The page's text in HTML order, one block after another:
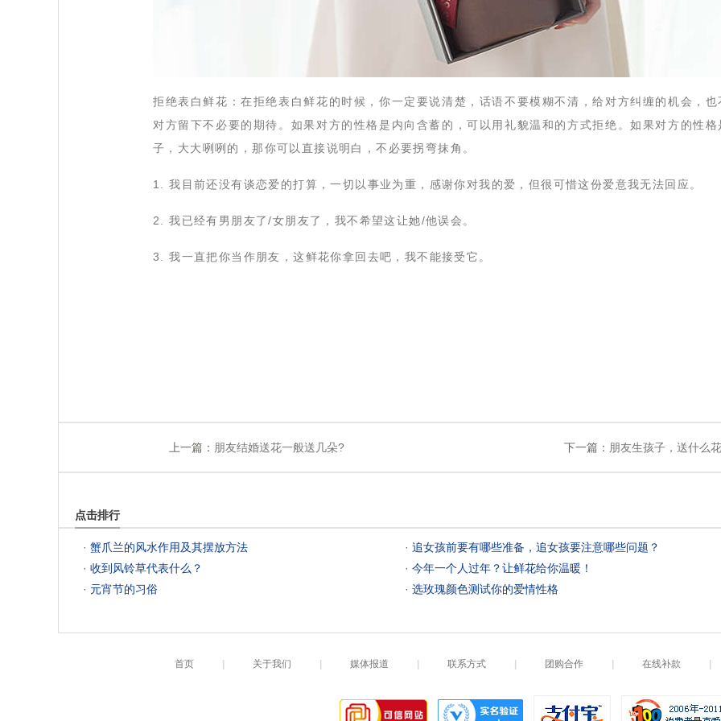
拒绝表白鲜花：在拒绝表白鲜花的时候，你一定要说清楚，话语不要模糊不清，给对方纠缠的机会，也
对方留下不必要的期待。如果对方的性格是内向含蓄的，可以用礼貌温和的方式拒绝。如果对方的性格
子，大大咧咧的，那你可以直接说明白，不必要拐弯抹角。
1. 我目前还没有谈恋爱的打算，一切以事业为重，感谢你对我的爱，但很可惜这份爱意我无法回应。
2.我已经有男朋友了/女朋友了，我不希望这让她/他误会。
3. 我一直把你当作朋友，这鲜花你拿回去吧，我不能接受它。
上一篇： 朋友结婚送花一般送几朵? 下一篇： 朋友生孩子，送什么
点击排行
· 蟹爪兰的风水作用及其摆放方法 · 追女孩前要有哪些准备，追女孩要注意哪些问题？
· 收到风铃草代表什么？ · 今年一个人过年？让鲜花给你温暖！
· 元宵节的习俗 · 选玫瑰颜色测试你的爱情性格
首页 关于我们 媒体报道 联系方式 团购合作 在线补款